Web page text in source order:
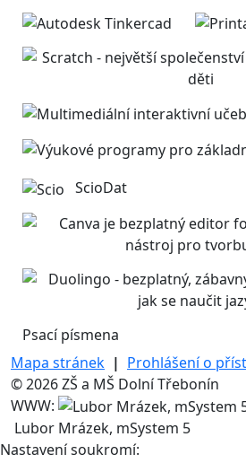
ScioDat
Psací písmena
Mapa stránek | Prohlášení o
© 2026 ZŠ a MŠ Dolní Třebonín
WWW:
Lubor Mrázek, mSystem 5
Nastavení soukromí: